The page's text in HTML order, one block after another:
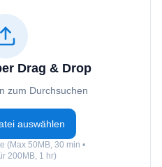
Drag & Drop
zum Durchsuchen
auswählen
(Max 50MB, 30 min •
200MB, 1 hr)